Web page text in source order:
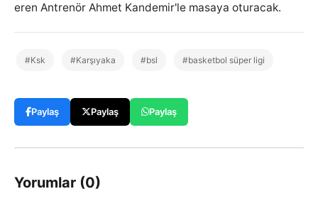
eren Antrenör Ahmet Kandemir'le masaya oturacak.
#Ksk #Karşıyaka #bsl #basketbol süper ligi
Paylaş Paylaş Paylaş
Yorumlar (0)